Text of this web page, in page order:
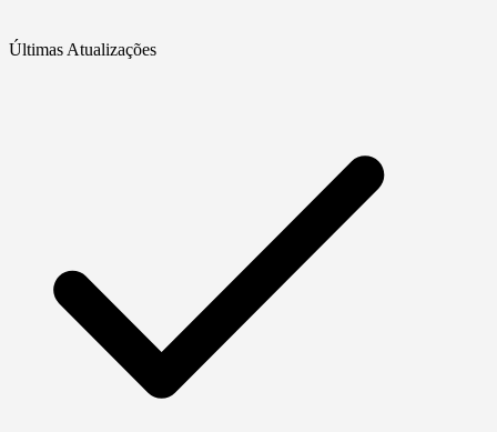
Últimas Atualizações